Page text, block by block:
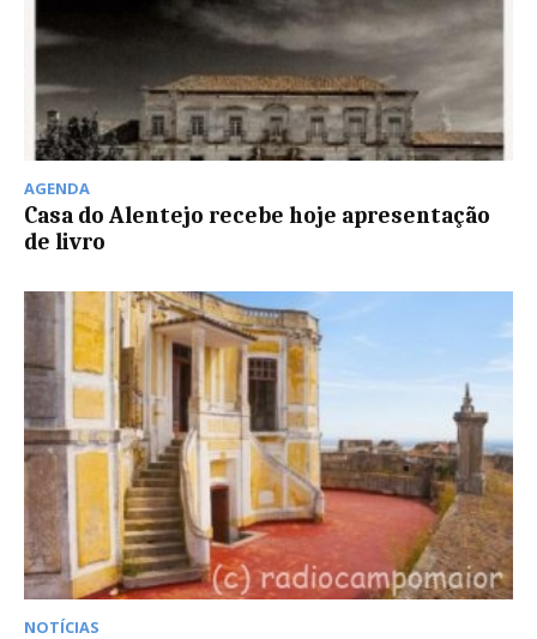
AGENDA
Casa do Alentejo recebe hoje apresentação
de livro
NOTÍCIAS